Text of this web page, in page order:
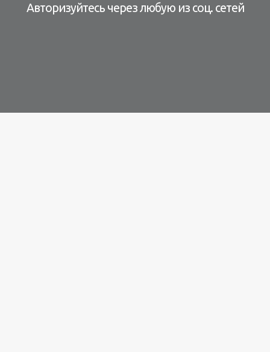
Авторизуйтесь через любую из соц. сетей